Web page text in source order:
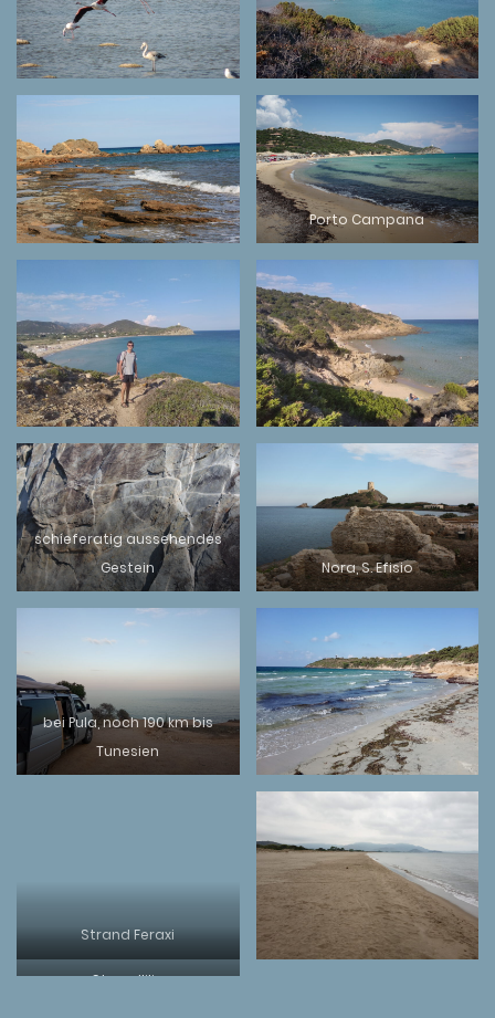
Porto Campana
schieferatig aussehendes
Gestein
Nora, S. Efisio
bei Pula, noch 190 km bis
Tunesien
Strand Feraxi
Strandlilie